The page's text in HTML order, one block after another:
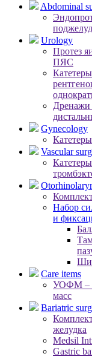
Abdominal
Urology
Протез
ПЯС
Дренажи
Gynecology
Vascular
Набор
и
Care items
УОФМ –
масс
Bariatric
желудка
Medsil
Gastric